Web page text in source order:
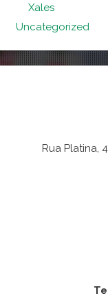
Xales
Uncategorized
Rua Platina,